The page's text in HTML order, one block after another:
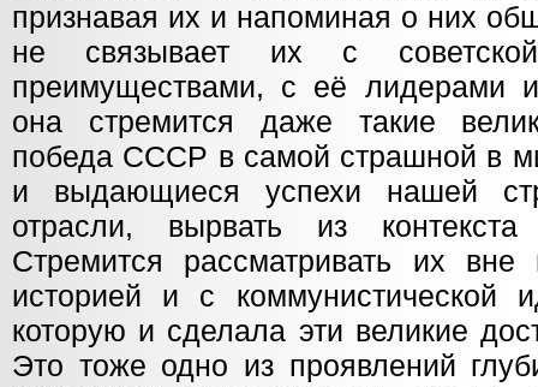
признавая их и напоминая о них
не связывает их с
преимуществами, с её лидерами
она стремится даже такие
победа СССР в самой страшной в
и выдающиеся успехи нашей
отрасли, вырвать из контекста
Стремится рассматривать их
историей и с коммунистической
которую и сделала эти великие
Это тоже одно из проявлений